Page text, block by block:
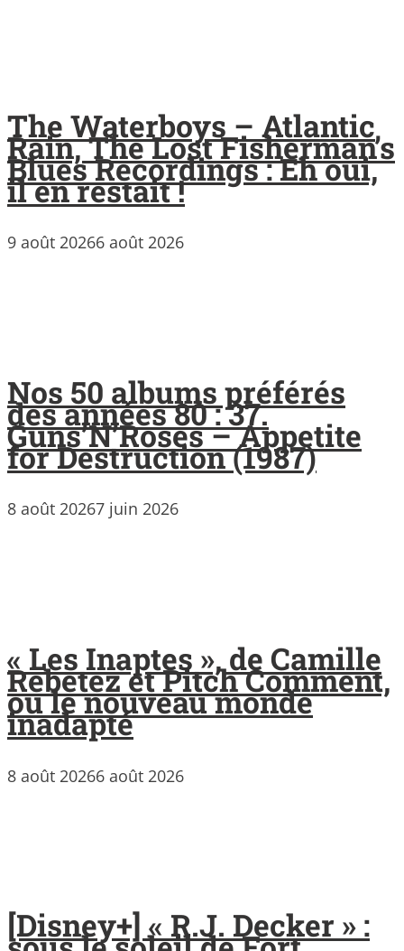
The Waterboys – Atlantic
Rain, The Lost Fisherman’s
Blues Recordings : Eh oui,
il en restait !
9 août 20266 août 2026
Nos 50 albums préférés
des années 80 : 37.
Guns’N’Roses – Appetite
for Destruction (1987)
8 août 20267 juin 2026
« Les Inaptes », de Camille
Rebetez et Pitch Comment,
ou le nouveau monde
inadapté
8 août 20266 août 2026
[Disney+] « R.J. Decker » :